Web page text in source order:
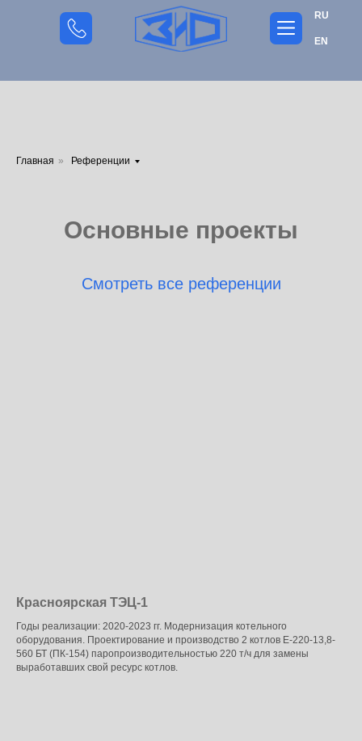
RU
EN
Главная » Референции
Основные проекты
Смотреть все референции
Красноярская ТЭЦ-1
Годы реализации: 2020-2023 гг. Модернизация котельного
оборудования. Проектирование и производство 2 котлов Е-220-13,8-
560 БТ (ПК-154) паропроизводительностью 220 т/ч для замены
выработавших свой ресурс котлов.